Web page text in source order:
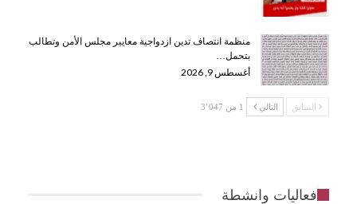
منظمة انتصاف تدين ازدواجية معايير مجلس الأمن وتطالب
بتحمل…
أغسطس 9, 2026
السابق التالي 1 من 3٬047
فعاليات وانشطة